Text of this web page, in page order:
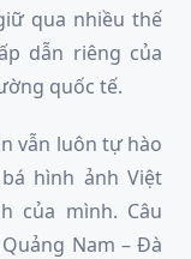
qua nhiều thế
dẫn riêng của
quốc tế.
vẫn luôn tự hào
hình ảnh Việt
của mình. Câu
Nam – Đà